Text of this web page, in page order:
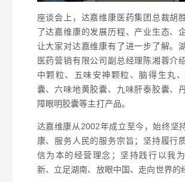
座谈会上，达嘉维康医药集团总裁胡
了达嘉维康的发展历程、产业生态、
让大家对达嘉维康有了进一步了解。
医药营销有限公司副总经理陈湘蓉介
中颗粒、五味安神颗粒、脑得生丸
囊、六味地黄胶囊、九味肝泰胶囊、
障眼明胶囊等主打产品。
达嘉维康从2002年成立至今，始终坚
康、服务人民的服务宗旨；坚持履行
信为本的经营理念；坚持践行以我
新、立足湖南、放眼中国、走向世界的